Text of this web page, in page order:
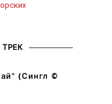
(Сингл ©